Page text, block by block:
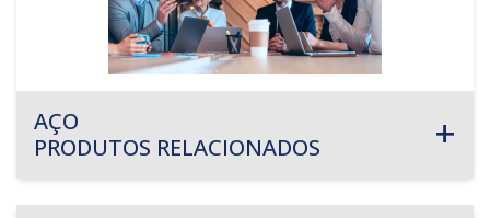
AÇO
PRODUTOS RELACIONADOS